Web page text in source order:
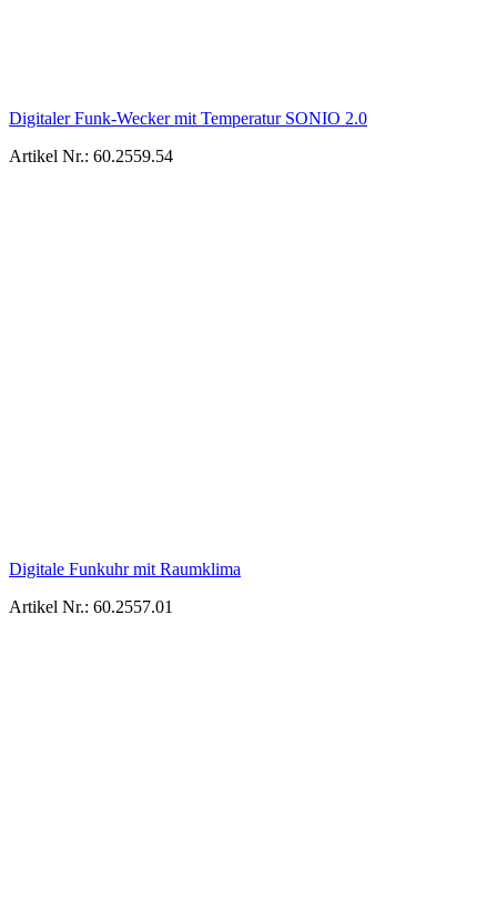
Digitaler Funk-Wecker mit Temperatur SONIO 2.0
Artikel Nr.: 60.2559.54
Digitale Funkuhr mit Raumklima
Artikel Nr.: 60.2557.01